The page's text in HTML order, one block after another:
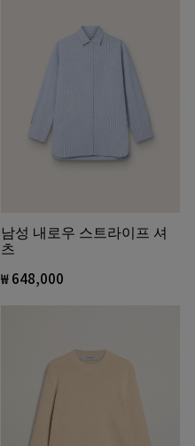
남성 내로우 스트라이프 셔
츠
₩ 648,000